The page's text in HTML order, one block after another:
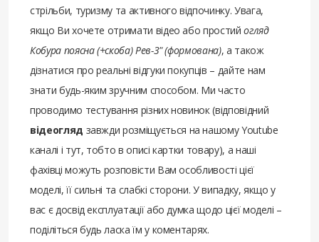
стрільби, туризму та активного відпочинку. Увага,
якщо Ви хочете отримати відео або простийогляд
Кобура поясна (+скоба) Рев-3" (формована), а також
дізнатися про реальні відгуки покупців – дайте нам
знати будь-яким зручним способом. Ми часто
проводимо тестування різних новинок (відповідний
відеогляд завжди розміщується на нашому Youtube
каналі і тут, тобто в описі картки товару), а наші
фахівці можуть розповісти Вам особливості цієї
моделі, її сильні та слабкі сторони. У випадку, якщо у
вас є досвід експлуатації або думка щодо цієї моделі –
поділіться будь ласка їм у коментарях.